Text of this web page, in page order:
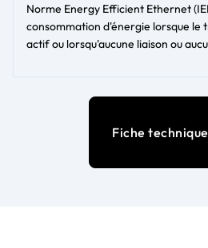
Norme Energy Efficient Ethernet
consommation d'énergie lorsque le
actif ou lorsqu'aucune liaison ou
Fiche